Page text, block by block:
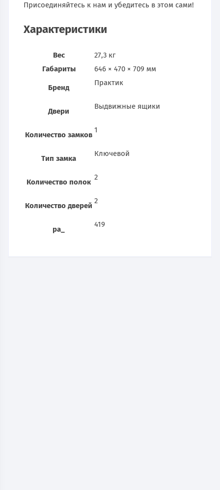
Присоединяйтесь к нам и убедитесь в этом сами!
Характеристики
Вес
27,3 кг
Габариты
646 × 470 × 709 мм
Бренд
Практик
Двери
Выдвижные ящики
Количество замков
1
Тип замка
Ключевой
Количество полок
2
Количество дверей
2
pa_
419